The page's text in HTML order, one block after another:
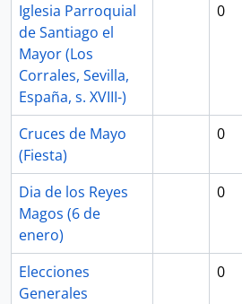
Iglesia Parroquial
de Santiago el
Mayor (Los
Corrales, Sevilla,
España, s. XVIII-)
0
Cruces de Mayo
(Fiesta)
0
Dia de los Reyes
Magos (6 de
enero)
0
Elecciones
Generales
0